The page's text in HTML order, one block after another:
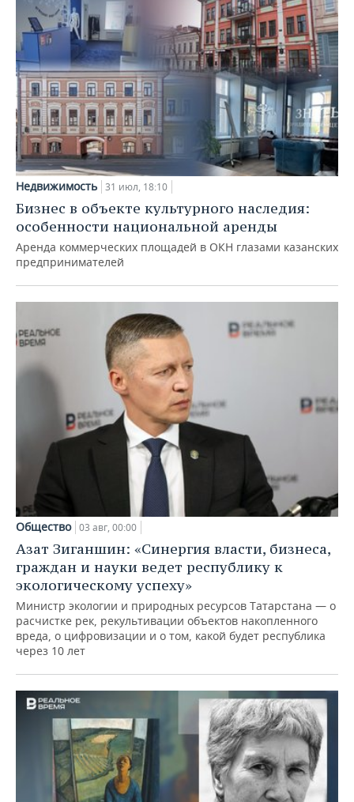
Недвижимость 31 июл, 18:10
Бизнес в объекте культурного наследия:
особенности национальной аренды
Аренда коммерческих площадей в ОКН глазами казанских
предпринимателей
Общество 03 авг, 00:00
Азат Зиганшин: «Синергия власти, бизнеса,
граждан и науки ведет республику к
экологическому успеху»
Министр экологии и природных ресурсов Татарстана — о
расчистке рек, рекультивации объектов накопленного
вреда, о цифровизации и о том, какой будет республика
через 10 лет